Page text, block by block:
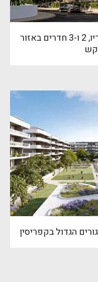
לימסול, קפריסין – דירות סטודיו, 2 ו-3 חדרים באזור